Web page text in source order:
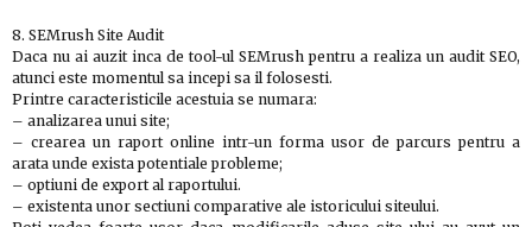
8. SEMrush Site Audit
Daca nu ai auzit inca de tool-ul SEMrush pentru a realiza un audit SEO,
atunci este momentul sa incepi sa il folosesti.
Printre caracteristicile acestuia se numara:
– analizarea unui site;
– crearea un raport online intr-un forma usor de parcurs pentru a
arata unde exista potentiale probleme;
– optiuni de export al raportului.
– existenta unor sectiuni comparative ale istoricului siteului.